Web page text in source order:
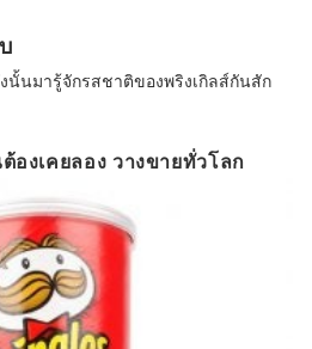
นั้นมารู้จักรสชาติของพริงเกิลส์กันสัก
งเคยลอง วางขายทั่วโลก